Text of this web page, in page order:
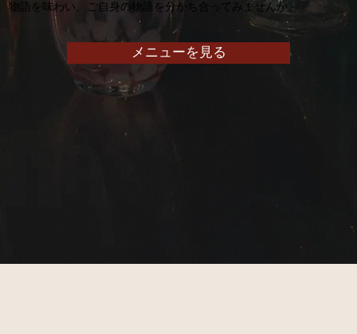
物語を味わい、ご自身の物語を分かち合ってみませんか。
メニューを見る